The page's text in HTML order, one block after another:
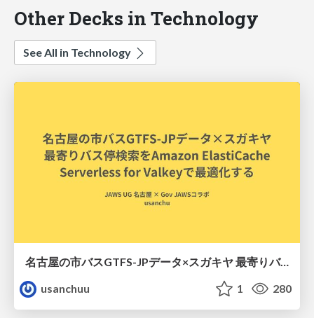
Other Decks in Technology
See All in Technology
名古屋の市バスGTFS-JPデータ×スガキヤ 最寄りバス停検索をAmazon ElastiCache Serverless for Valkeyで最適化する
usanchuu
1 280